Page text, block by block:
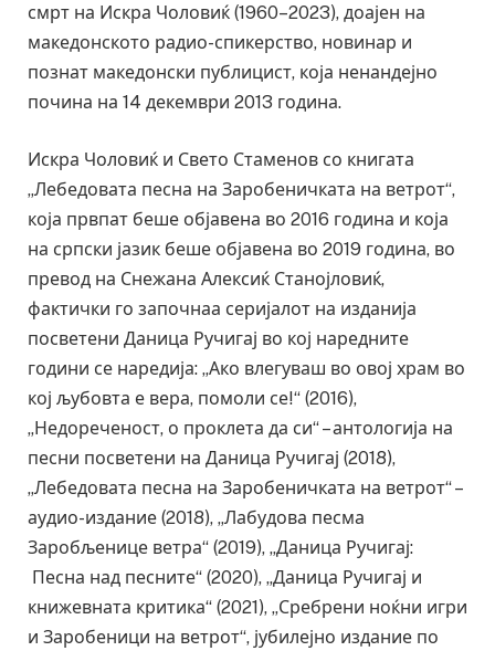
смрт на Искра Чоловиќ (1960–2023), доајен на
македонското радио-спикерство, новинар и
познат македонски публицист, која ненандејно
почина на 14 декември 2013 година.
Искра Чоловиќ и Свето Стаменов со книгата
„Лебедовата песна на Заробеничката на ветрот“,
која првпат беше објавена во 2016 година и која
на српски јазик беше објавена во 2019 година, во
превод на Снежана Алексиќ Станојловиќ,
фактички го започнаа серијалот на изданија
посветени Даница Ручигај во кој наредните
години се наредија: „Ако влегуваш во овој храм во
кој љубовта е вера, помоли се!“ (2016),
„Недореченост, о проклета да си“ – антологија на
песни посветени на Даница Ручигај (2018),
„Лебедовата песна на Заробеничката на ветрот“ –
аудио-издание (2018), „Лабудова песма
Заробљенице ветра“ (2019), „Даница Ручигај:
Песна над песните“ (2020), „Даница Ручигај и
книжевната критика“ (2021), „Сребрени ноќни игри
и Заробеници на ветрот“, јубилејно издание по